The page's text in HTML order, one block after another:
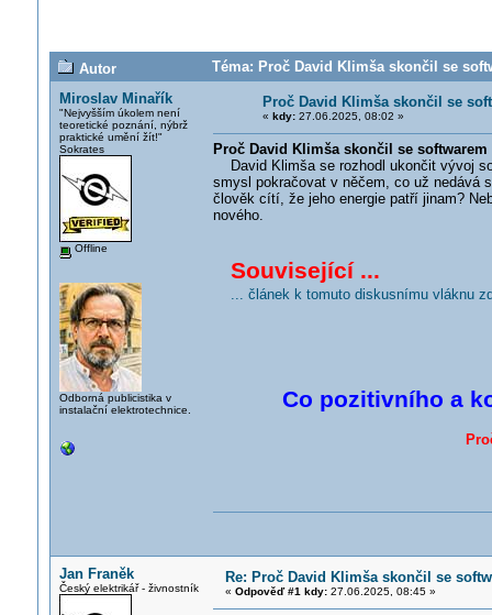
Autor
Téma: Proč David Klimša skončil se
Miroslav Minařík
"Nejvyšším úkolem není
teoretické poznání, nýbrž
praktické umění žít!"
Sokrates
Offline
Odborná publicistika v
instalační elektrotechnice.
Proč David Klimša skončil se
« kdy:27.06.2025, 08:02 »
Proč David Klimša skončil se softwarem
David Klimša se rozhodl ukončit vývoj
smysl pokračovat v něčem, co už nedává
člověk cítí, že jeho energie patří jinam?
nového.
Související ...
... článek k tomuto diskusnímu vláknu
Co pozitivního a
Jan Franěk
Český elektrikář - živnostník
Re: Proč David Klimša skončil se
« Odpověď #1 kdy:27.06.2025, 08:45 »